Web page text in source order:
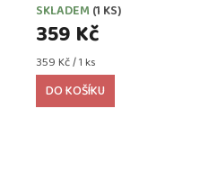
SKLADEM (1 KS)
359 Kč
Měrná
cena:
359 Kč / 1 ks
DO KOŠÍKU